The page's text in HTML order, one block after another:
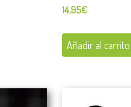
14,95€
Añadir al carrito